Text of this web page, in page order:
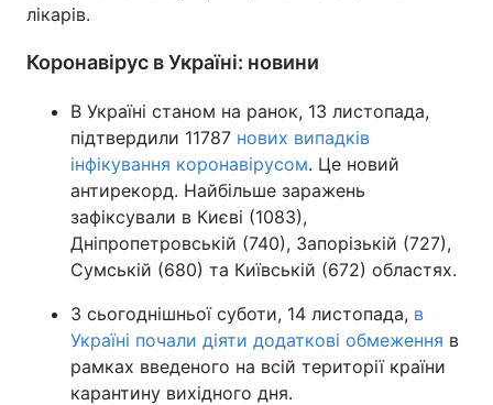
лікарів.
Коронавірус в Україні: новини
В Україні станом на ранок, 13 листопада,
підтвердили 11787 нових випадків
інфікування коронавірусом. Це новий
антирекорд. Найбільше заражень
зафіксували в Києві (1083),
Дніпропетровській (740), Запорізькій (727),
Сумській (680) та Київській (672) областях.
З сьогоднішньої суботи, 14 листопада, в
Україні почали діяти додаткові обмеження в
рамках введеного на всій території країни
карантину вихідного дня.